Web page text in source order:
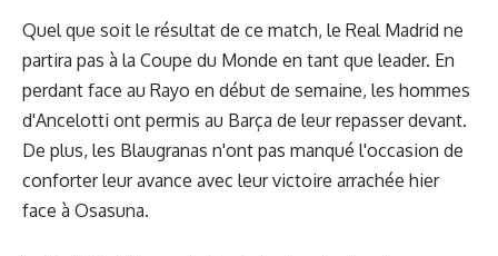
Quel que soit le résultat de ce match, le Real Madrid ne
partira pas à la Coupe du Monde en tant que leader. En
perdant face au Rayo en début de semaine, les hommes
d'Ancelotti ont permis au Barça de leur repasser devant.
De plus, les Blaugranas n'ont pas manqué l'occasion de
conforter leur avance avec leur victoire arrachée hier
face à Osasuna.